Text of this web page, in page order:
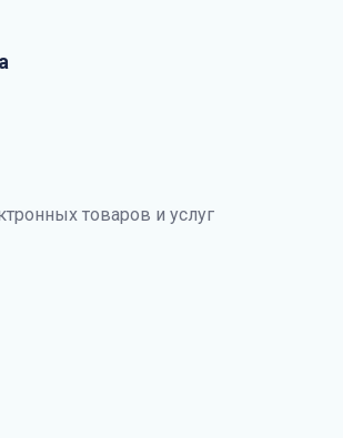
товаров и услуг